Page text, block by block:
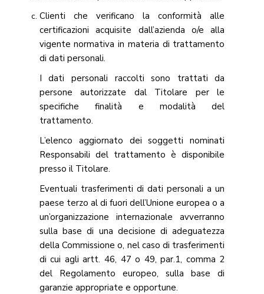
Clienti che verificano la conformità alle
certificazioni acquisite dall’azienda o/e alla
vigente normativa in materia di trattamento
di dati personali.
I dati personali raccolti sono trattati da
persone autorizzate dal Titolare per le
specifiche finalità e modalità del
trattamento.
L’elenco aggiornato dei soggetti nominati
Responsabili del trattamento è disponibile
presso il Titolare.
Eventuali trasferimenti di dati personali a un
paese terzo al di fuori dell’Unione europea o a
un’organizzazione internazionale avverranno
sulla base di una decisione di adeguatezza
della Commissione o, nel caso di trasferimenti
di cui agli artt. 46, 47 o 49, par.1, comma 2
del Regolamento europeo, sulla base di
garanzie appropriate e opportune.